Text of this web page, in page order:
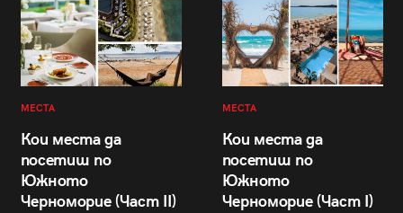
МЕСТА
Кои места да
посетиш по
Южното
Черноморие (Част II)
МЕСТА
Кои места да
посетиш по
Южното
Черноморие (Част I)